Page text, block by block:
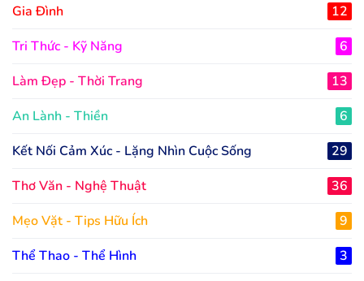
Gia Đình
12
Tri Thức - Kỹ Năng
6
Làm Đẹp - Thời Trang
13
An Lành - Thiền
6
Kết Nối Cảm Xúc - Lặng Nhìn Cuộc Sống
29
Thơ Văn - Nghệ Thuật
36
Mẹo Vặt - Tips Hữu Ích
9
Thể Thao - Thể Hình
3